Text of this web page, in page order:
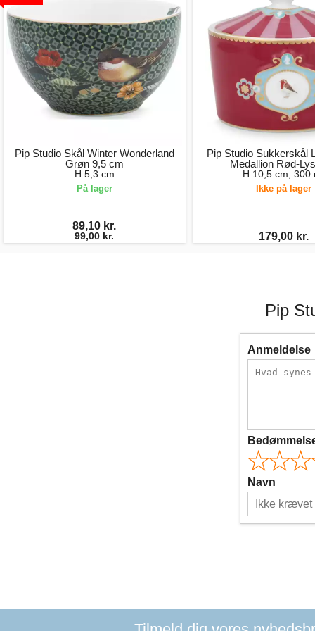
Pip Studio Skål Winter Wonderland
Grøn 9,5 cm
H 5,3 cm
På lager
89,10 kr.
99,00 kr.
Pip Studio Sukkerskål
Medallion Rød-
H 10,5 cm, 300
Ikke på lager
179,00 kr.
Pip
Anmeldelse
Navn